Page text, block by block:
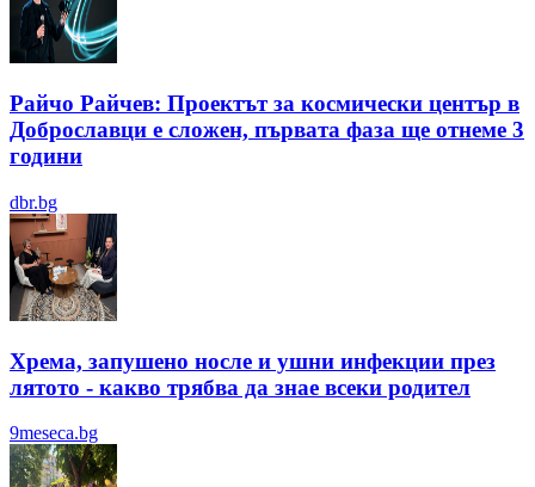
Райчо Райчев: Проектът за космически център в
Доброславци е сложен, първата фаза ще отнеме 3
години
dbr.bg
Хрема, запушено носле и ушни инфекции през
лятотo - какво трябва да знае всеки родител
9meseca.bg